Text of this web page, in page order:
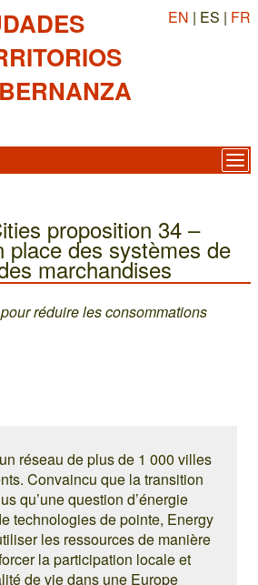
EN | ES | FR
proposition 34 –
place des systèmes de
marchandises
réduire les consommations
réseau de plus de 1 000 villes
Convaincu que la transition
qu’une question d’énergie
technologies de pointe, Energy
les ressources de manière
la participation locale et
de vie dans une Europe